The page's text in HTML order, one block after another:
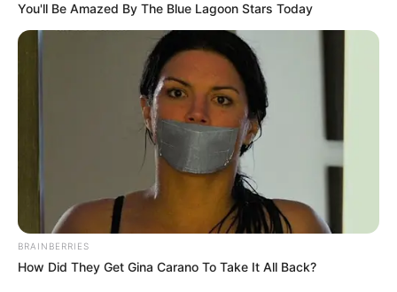
You'll Be Amazed By The Blue Lagoon Stars Today
BRAINBERRIES
How Did They Get Gina Carano To Take It All Back?